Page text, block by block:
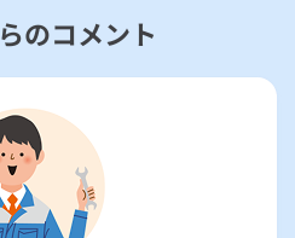
のコメント